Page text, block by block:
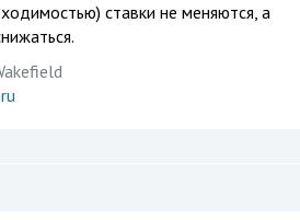
ставки не меняются, а